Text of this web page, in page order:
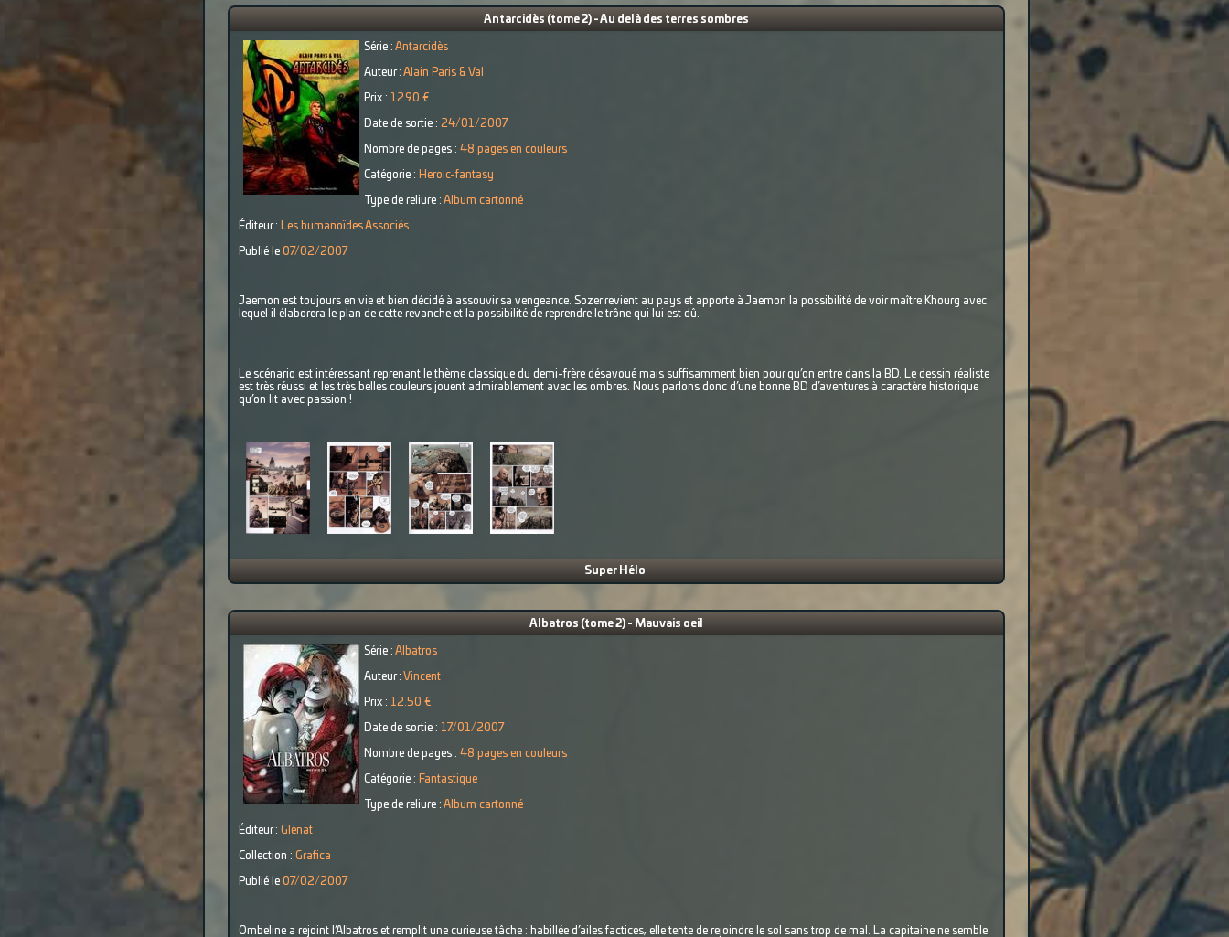
Antarcidès (tome 2) - Au delà des terres sombres
Série : Antarcidès
Auteur : Alain Paris & Val
Prix : 12.90 €
Date de sortie : 24/01/2007
Nombre de pages : 48 pages en couleurs
Catégorie : Heroic-fantasy
Type de reliure : Album cartonné
Éditeur : Les humanoïdes Associés
Publié le 07/02/2007
Jaemon est toujours en vie et bien décidé à assouvir sa vengeance. Sozer revient au pays et apporte à Jaemon la possibilité de voir maître Khourg avec
lequel il élaborera le plan de cette revanche et la possibilité de reprendre le trône qui lui est dû.
Le scénario est intéressant reprenant le thème classique du demi-frère désavoué mais suffisamment bien pour qu’on entre dans la BD. Le dessin réaliste
est très réussi et les très belles couleurs jouent admirablement avec les ombres. Nous parlons donc d’une bonne BD d’aventures à caractère historique
qu’on lit avec passion !
Super Hélo
Albatros (tome 2) - Mauvais oeil
Série : Albatros
Auteur : Vincent
Prix : 12.50 €
Date de sortie : 17/01/2007
Nombre de pages : 48 pages en couleurs
Catégorie : Fantastique
Type de reliure : Album cartonné
Éditeur : Glénat
Collection : Grafica
Publié le 07/02/2007
Ombeline a rejoint l’Albatros et remplit une curieuse tâche : habillée d’ailes factices, elle tente de rejoindre le sol sans trop de mal. La capitaine ne semble